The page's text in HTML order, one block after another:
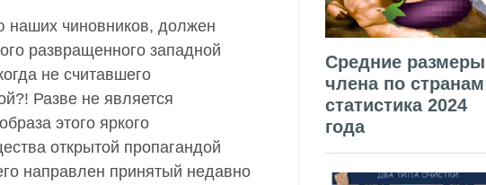
чиновников, должен
развращенного западной
не считавшего
Разве не является
этого яркого
открытой пропагандой
направлен принятый недавно
Средние размеры
члена по
статистика 2024
года